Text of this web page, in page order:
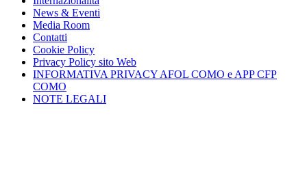
News & Eventi
Media Room
Contatti
Cookie Policy
Privacy Policy sito Web
INFORMATIVA PRIVACY AFOL COMO e APP CFP
COMO
NOTE LEGALI